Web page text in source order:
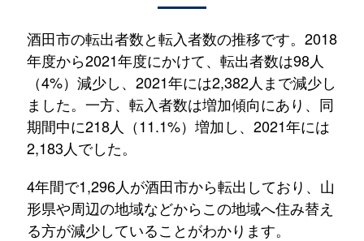
酒田市の転出者数と転入者数の推移です。2018
年度から2021年度にかけて、転出者数は98人
（4%）減少し、2021年には2,382人まで減少し
ました。一方、転入者数は増加傾向にあり、同
期間中に218人（11.1%）増加し、2021年には
2,183人でした。
4年間で1,296人が酒田市から転出しており、山
形県や周辺の地域などからこの地域へ住み替え
る方が減少していることがわかります。